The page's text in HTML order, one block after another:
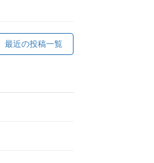
最近の投稿一覧